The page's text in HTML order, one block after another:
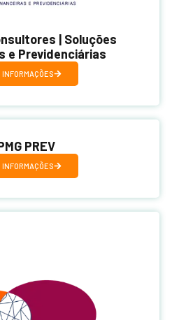
| Soluções
e Previdenciárias
INFORMAÇÕES
PREV
INFORMAÇÕES